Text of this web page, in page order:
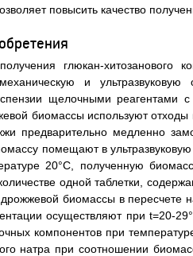
повысить качество
глюкан-хитозанового
и
щелочными реагентами
биомассы используют
предварительно медленно
помещают в
20°C, полученную
одной таблетки,
дрожжевой биомассы в
осуществляют при t=20-
компонентов при
натра при соотношении